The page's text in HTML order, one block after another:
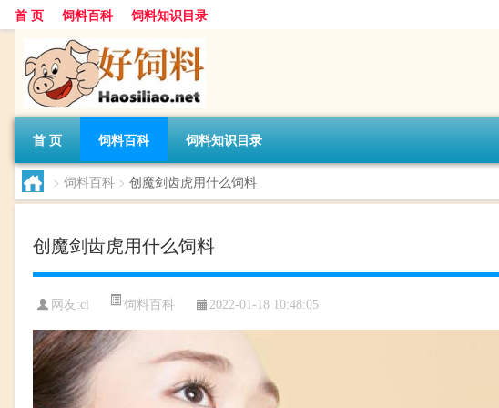
首 页 饲料百科 饲料知识目录
首 页 饲料百科 饲料知识目录
> 饲料百科 > 创魔剑齿虎用什么饲料
创魔剑齿虎用什么饲料
网友:cl 饲料百科 2022-01-18 10:48:05